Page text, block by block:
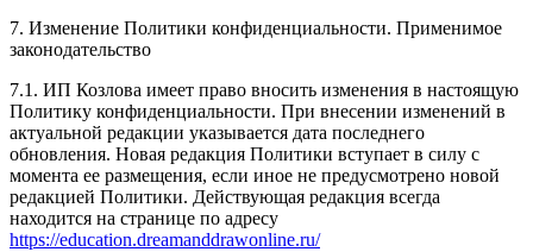
7. Изменение Политики конфиденциальности. Применимое
законодательство
7.1. ИП Козлова имеет право вносить изменения в настоящую
Политику конфиденциальности. При внесении изменений в
актуальной редакции указывается дата последнего
обновления. Новая редакция Политики вступает в силу с
момента ее размещения, если иное не предусмотрено новой
редакцией Политики. Действующая редакция всегда
находится на странице по адресу
https://education.dreamanddrawonline.ru/